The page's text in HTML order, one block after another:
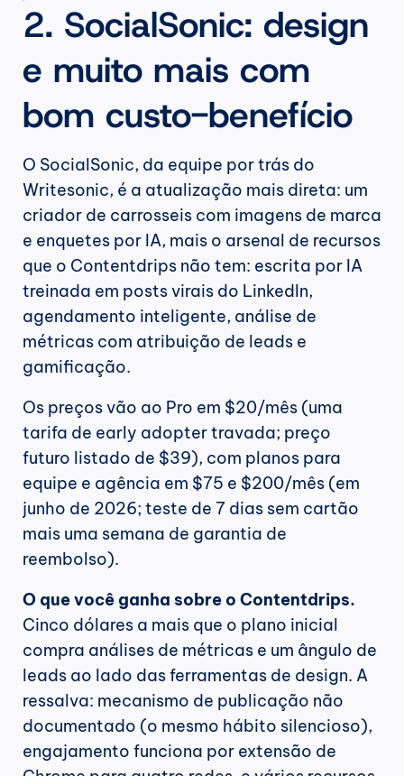
2. SocialSonic: design
e muito mais com
bom custo-benefício
O SocialSonic, da equipe por trás do
Writesonic, é a atualização mais direta: um
criador de carrosseis com imagens de marca
e enquetes por IA, mais o arsenal de recursos
que o Contentdrips não tem: escrita por IA
treinada em posts virais do LinkedIn,
agendamento inteligente, análise de
métricas com atribuição de leads e
gamificação.
Os preços vão ao Pro em $20/mês (uma
tarifa de early adopter travada; preço
futuro listado de $39), com planos para
equipe e agência em $75 e $200/mês (em
junho de 2026; teste de 7 dias sem cartão
mais uma semana de garantia de
reembolso).
O que você ganha sobre o Contentdrips.
Cinco dólares a mais que o plano inicial
compra análises de métricas e um ângulo de
leads ao lado das ferramentas de design. A
ressalva: mecanismo de publicação não
documentado (o mesmo hábito silencioso),
engajamento funciona por extensão de